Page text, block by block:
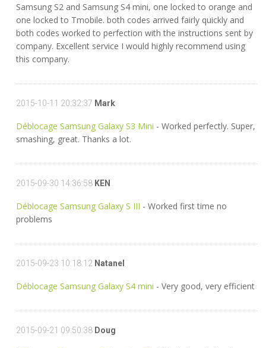
Samsung S2 and Samsung S4 mini, one locked to orange and
one locked to Tmobile. both codes arrived fairly quickly and
both codes worked to perfection with the instructions sent by
company. Excellent service I would highly recommend using
this company.
2015-10-11 20:32:37 Mark
Déblocage Samsung Galaxy S3 Mini - Worked perfectly. Super,
smashing, great. Thanks a lot.
2015-09-30 14:36:58 KEN
Déblocage Samsung Galaxy S III - Worked first time no
problems
2015-09-23 10:18:12 Natanel
Déblocage Samsung Galaxy S4 mini - Very good, very efficient
2015-09-21 09:50:38 Doug